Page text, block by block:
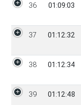
36 01:09:03
37 01:12:32
38 01:12:34
39 01:12:48